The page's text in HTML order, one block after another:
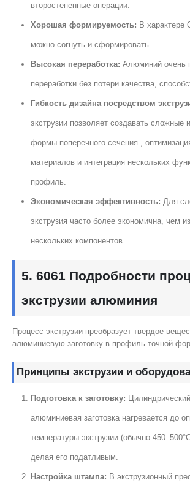
второстепенные операции.
Хорошая формируемость: В характере
можно согнуть и сформировать.
Высокая переработка: Алюминий очень
переработки без потери качества,
Гибкость дизайна посредством
экструзии позволяет создавать сложные
формы поперечного сечения.,
материалов и интеграция нескольких
профиль.
Экономическая эффективность: Для
экструзия часто более экономична, чем
нескольких компонентов..
5. 6061 Подробности
экструзии алюминия
Процесс экструзии преобразует твердое
алюминиевую заготовку в профиль точной
Принципы экструзии и
Подготовка к заготовку:
алюминиевая заготовка нагревается до
температуры экструзии (обычно
делая его податливым.
Настройка штампа: В экструзионный